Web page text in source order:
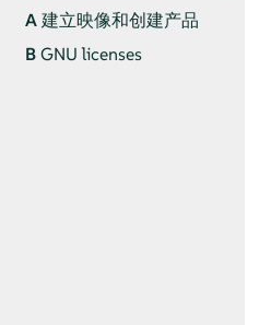
A建立映像和创建产品
BGNU licenses